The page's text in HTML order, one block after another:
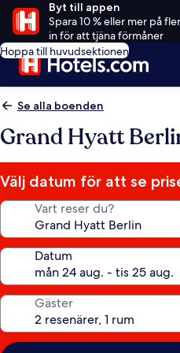
Byt till appen
Spara 10 % eller mer på
in för att tjäna förmåner
Hoppa till huvudsektionen
Se alla boenden
Grand Hyatt
Välj datum för att se
Vart reser du?
Datum
Gäster